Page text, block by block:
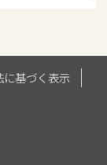
基づく表示